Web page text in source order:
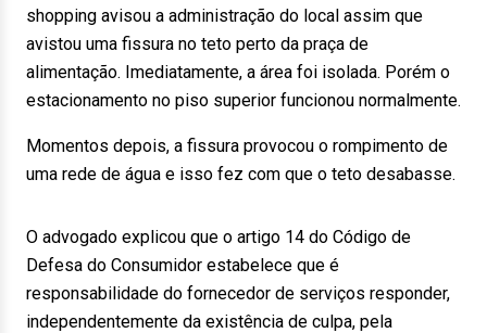
shopping avisou a administração do local assim que
avistou uma fissura no teto perto da praça de
alimentação. Imediatamente, a área foi isolada. Porém o
estacionamento no piso superior funcionou normalmente.
Momentos depois, a fissura provocou o rompimento de
uma rede de água e isso fez com que o teto desabasse.
O advogado explicou que o artigo 14 do Código de
Defesa do Consumidor estabelece que é
responsabilidade do fornecedor de serviços responder,
independentemente da existência de culpa, pela